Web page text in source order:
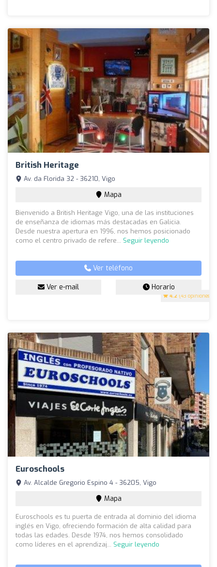
British Heritage
4.2 (43 opiniones)
Av. da Florida 32 - 36210, Vigo
Mapa
Bienvenido a British Heritage Vigo, una de las instituciones
de enseñanza de idiomas más destacadas en Galicia.
Desde nuestra apertura en 1996, nos hemos posicionado
como el centro privado de refere... Seguir leyendo
Ver teléfono
Ver e-mail Horario
Euroschools
Av. Alcalde Gregorio Espino 4 - 36205, Vigo
Mapa
Euroschools es tu puerta de entrada al dominio del idioma
inglés en Vigo, ofreciendo formación de alta calidad para
todas las edades. Desde 1974, nos hemos consolidado
como líderes en el aprendizaj... Seguir leyendo